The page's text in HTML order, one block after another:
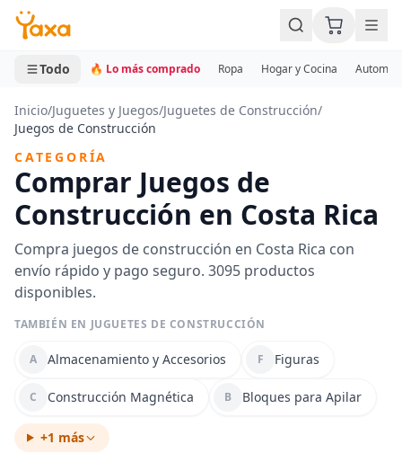
MINI CARRITO
0 productos
Todo 🔥 Lo más comprado Ropa Hogar y Cocina
Inicio/Juguetes y Juegos/Juguetes de Construcción/
Juegos de Construcción
CATEGORÍA
Comprar Juegos de
Construcción en Costa Rica
Compra juegos de construcción en Costa Rica con
envío rápido y pago seguro. 3095 productos
disponibles.
TAMBIÉN EN JUGUETES DE CONSTRUCCIÓN
A Almacenamiento y Accesorios F Figuras
C Construcción Magnética B Bloques para Apilar
+1 más